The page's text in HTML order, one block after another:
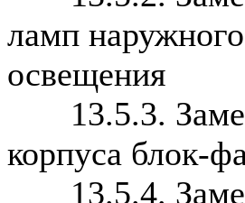
ламп наружного
освещения
13.5.3.
корпуса блок-
13.5.4.